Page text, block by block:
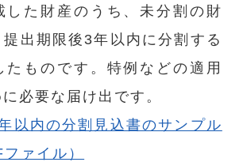
した財産のうち、未分割の財
出期限後3年以内に分割する
たものです。特例などの適用
必要な届け出です。
以内の分割見込書のサンプル
ァイル）